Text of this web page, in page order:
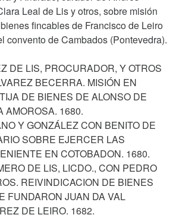
Leal de Lis y otros, sobre misión
fincables de Francisco de Leiro
convento de Cambados (Pontevedra).
DE LIS, PROCURADOR, Y OTROS
BECERRA. MISIÓN EN
DE BIENES DE ALONSO DE
AMOROSA. 1680.
Y GONZÁLEZ CON BENITO DE
SOBRE EJERCER LAS
EN COTOBADON. 1680.
DE LIS, LICDO., CON PEDRO
REIVINDICACION DE BIENES
FUNDARON JUAN DA VAL
DE LEIRO. 1682.